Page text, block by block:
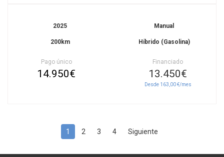
2025
200km
Manual
Híbrido (Gasolina)
Pago único
14.950€
Financiado
13.450€
Desde 163,00 €/mes
1 2 3 4 Siguiente